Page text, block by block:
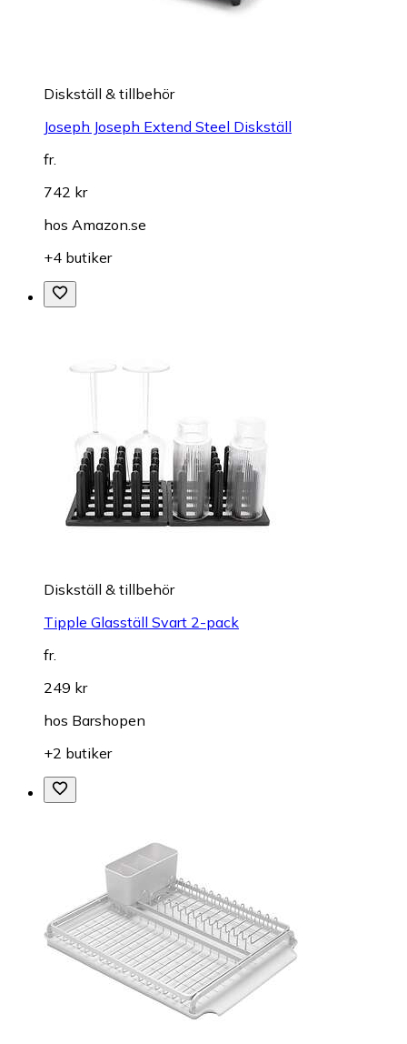
Diskställ & tillbehör
Joseph Joseph Extend Steel Diskställ
fr.
742 kr
hos Amazon.se
+4 butiker
Diskställ & tillbehör
Tipple Glasställ Svart 2-pack
fr.
249 kr
hos Barshopen
+2 butiker